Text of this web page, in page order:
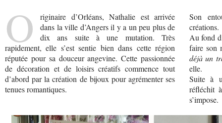
O
riginaire d’Orléans, Nathalie est arrivée
dans la ville d’Angers il y a un peu plus de
dix ans suite à une mutation. Très
rapidement, elle s’est sentie bien dans cette région
réputée pour sa douceur angevine. Cette passionnée
de décoration et de loisirs créatifs commence tout
d’abord par la création de bijoux pour agrémenter ses
tenues romantiques.
Son
créations.
Au fond
faire son
déjà un
elle.
Suite à
réfléchit
s’impose.